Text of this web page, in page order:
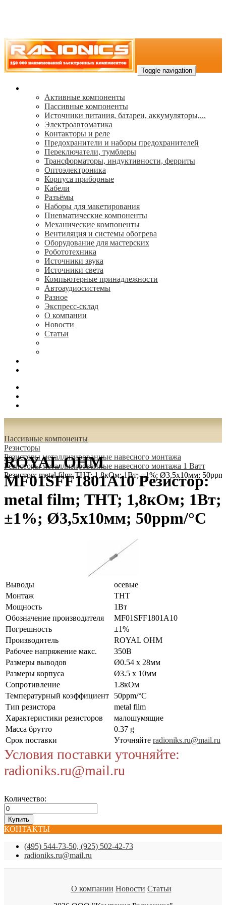
Toggle navigation
Активные компоненты
Пассивные компоненты
Источники питания, батареи, аккумуляторы,...
Электроавтоматика
Контакторы и реле
Предохранители и наборы предохранителей
Переключатели, тумблеры
Трансформаторы, индуктивности, ферриты
Oптоэлектроника
Корпуса приборные
Кабели
Разъёмы
Наборы для макетирования
Пневматические компоненты
Механические компоненты
Вентиляция и системы обогрева
Оборудование для мастерских
Робототехника
Источники звука
Источники света
Компьютерные принадлежности
Автоаудиосистемы
Разное
Экспресс-склад
О компании
Новости
Статьи
Пассивные компоненты
Резисторы
Резисторы металлизированные навесного монтажа
Резисторы металлизированные навесного монтажа 1 Ватт
Резистор: metal film; THT; 1,8кОм; 1Вт; ±1%; Ø3,5x10мм;
ROYAL OHM
MF01SFF1801A10 Резистор:
metal film; THT; 1,8кОм; 1Вт;
±1%; Ø3,5x10мм; 50ppm/°C
Выводы
осевые
Монтаж
THT
Мощность
1Вт
Обозначение производителя
MF01SFF1801A10
Погрешность
±1%
Производитель
ROYAL OHM
Рабочее напряжение макс.
350В
Размеры выводов
Ø0.54 x 28мм
Размеры корпуса
Ø3.5 x 10мм
Сопротивление
1.8кОм
Температурный коэффициент
50ppm/°C
Тип резистора
metal film
Характеристики резисторов
малошумящие
Масса брутто
0.37 g
Срок поставки
Уточняйте radioniks.ru@mail.ru
Условия поставки уточняйте:
radioniks.ru@mail.ru
Количество:
КОНТАКТЫ
(495) 544-73-50, (925) 502-42-73
radioniks.ru@mail.ru
О компании Новости Статьи